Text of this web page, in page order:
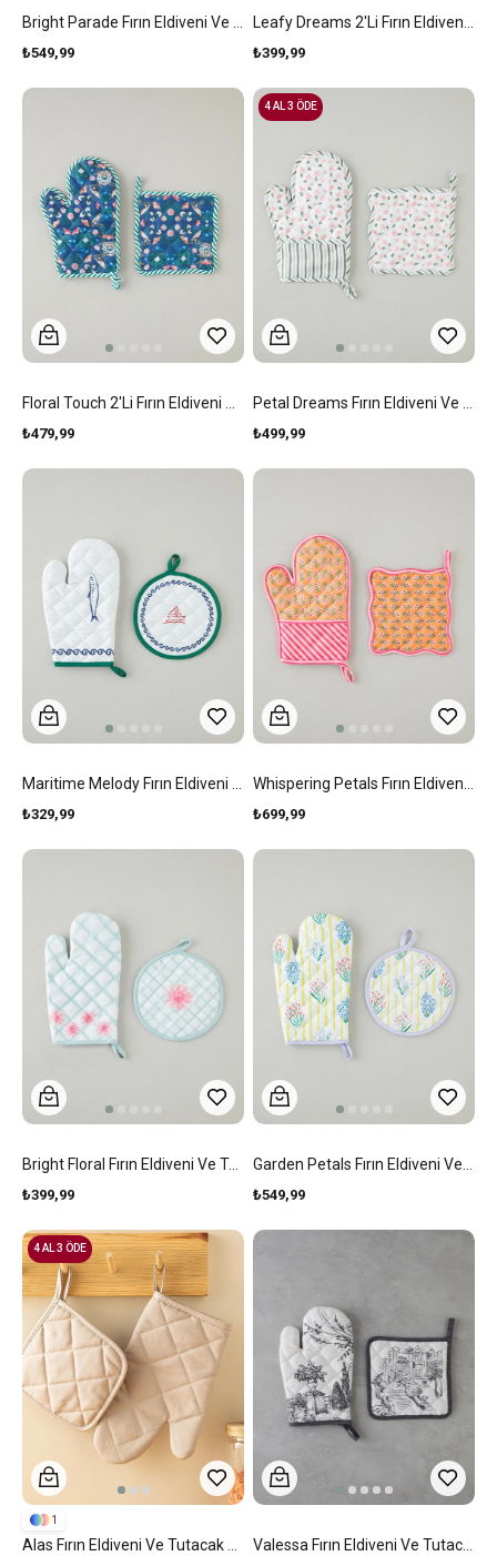
₺549,99 ₺399,99
₺479,99 ₺499,99
4 AL 3 ÖDE
₺329,99 ₺699,99
Bright Floral Fırın Eldiveni Ve Tutacak Seti Pembe - Yeşil
₺399,99 ₺549,99
1
4 AL 3 ÖDE